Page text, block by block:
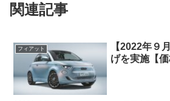
関連記事
フィアット
【2022年９
げを実施【価